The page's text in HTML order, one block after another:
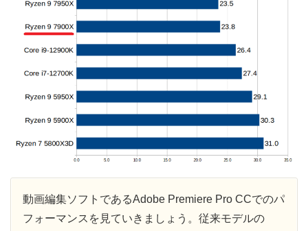
動画編集ソフトであるAdobe Premiere Pro CCでのパ
フォーマンスを見ていきましょう。従来モデルの